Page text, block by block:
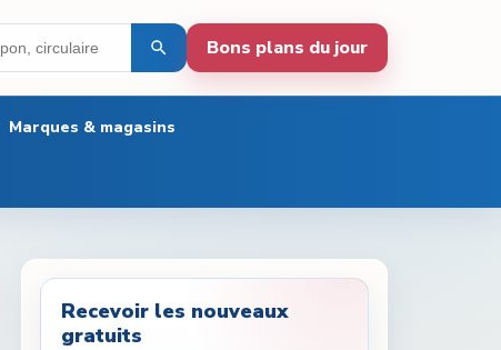
Bons plans du jour
Marques & magasins
Recevoir les nouveaux
gratuits